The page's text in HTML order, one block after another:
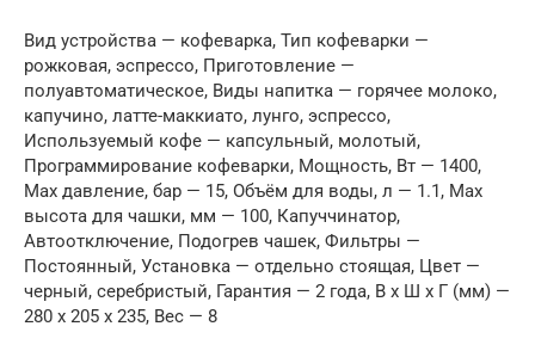
Вид устройства — кофеварка, Тип кофеварки —
рожковая, эспрессо, Приготовление —
полуавтоматическое, Виды напитка — горячее молоко,
капучино, латте-маккиато, лунго, эспрессо,
Используемый кофе — капсульный, молотый,
Программирование кофеварки, Мощность, Вт — 1400,
Max давление, бар — 15, Объём для воды, л — 1.1, Max
высота для чашки, мм — 100, Капуччинатор,
Автоотключение, Подогрев чашек, Фильтры —
Постоянный, Установка — отдельно стоящая, Цвет —
черный, серебристый, Гарантия — 2 года, В x Ш x Г (мм) —
280 x 205 x 235, Вес — 8